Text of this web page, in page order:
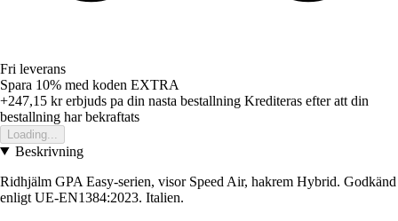
Fri leverans
Spara 10% med koden EXTRA
+247,15 krerbjuds pa din nasta bestallning Krediteras efter att din
bestallning har bekraftats
Loading...
Beskrivning
Ridhjälm GPA Easy-serien, visor Speed Air, hakrem Hybrid. Godkänd
enligt UE-EN1384:2023. Italien.